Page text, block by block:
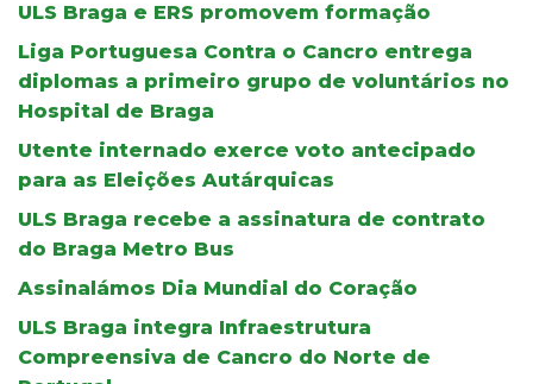
ULS Braga e ERS promovem formação
Liga Portuguesa Contra o Cancro entrega
diplomas a primeiro grupo de voluntários no
Hospital de Braga
Utente internado exerce voto antecipado
para as Eleições Autárquicas
ULS Braga recebe a assinatura de contrato
do Braga Metro Bus
Assinalámos Dia Mundial do Coração
ULS Braga integra Infraestrutura
Compreensiva de Cancro do Norte de